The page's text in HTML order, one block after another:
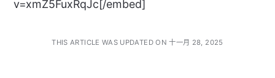
v=xmZ5FuxRqJc[/embed]
THIS ARTICLE WAS UPDATED ON 十一月 28, 2025